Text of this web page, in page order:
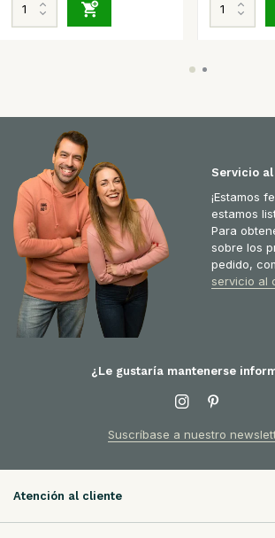
Servicio
¡Estamos
estamos
Para
sobre los
pedido,
servicio al
¿Le gustaría mantenerse
Suscríbase a nuestro
Atención al cliente